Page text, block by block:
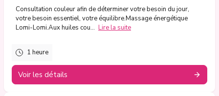
Consultation couleur afin de déterminer votre besoin du jour,
votre besoin essentiel, votre équilibre.Massage énergétique
Lomi-Lomi.Aux huiles cou... Lire la suite
1 heure
Voir les détails